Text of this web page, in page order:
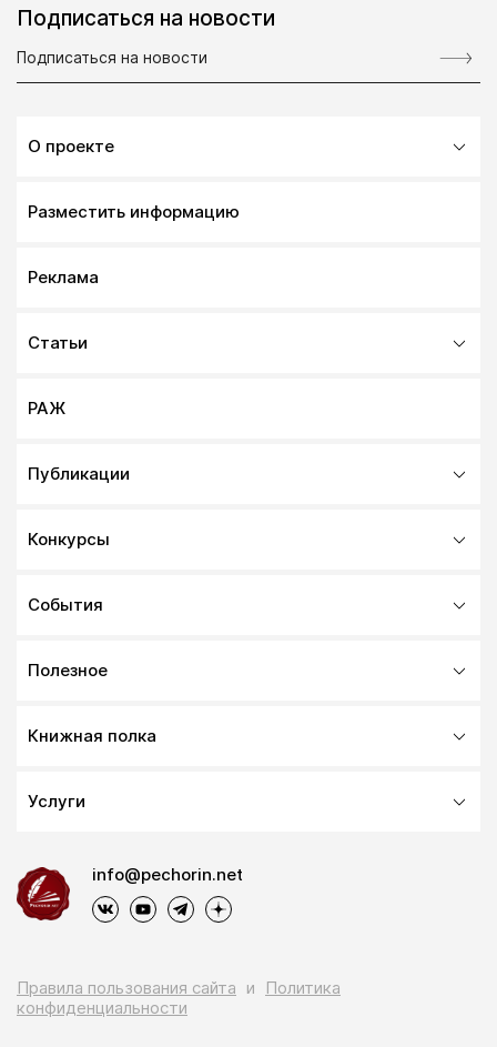
Подписаться на новости
О проекте
Разместить информацию
Реклама
Статьи
РАЖ
Публикации
Конкурсы
События
Полезное
Книжная полка
Услуги
info@pechorin.net
Правила пользования сайта и
Политика
конфиденциальности